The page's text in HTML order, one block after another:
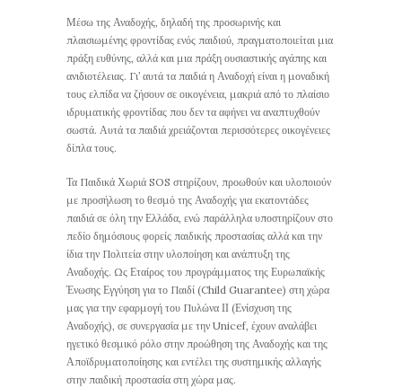
Μέσω της Αναδοχής, δηλαδή της προσωρινής και
πλαισιωμένης φροντίδας ενός παιδιού, πραγματοποιείται μια
πράξη ευθύνης, αλλά και μια πράξη ουσιαστικής αγάπης και
ανιδιοτέλειας. Γι’ αυτά τα παιδιά η Αναδοχή είναι η μοναδική
τους ελπίδα να ζήσουν σε οικογένεια, μακριά από το πλαίσιο
ιδρυματικής φροντίδας που δεν τα αφήνει να αναπτυχθούν
σωστά. Αυτά τα παιδιά χρειάζονται περισσότερες οικογένειες
δίπλα τους.
Τα Παιδικά Χωριά SOS στηρίζουν, προωθούν και υλοποιούν
με προσήλωση το θεσμό της Αναδοχής για εκατοντάδες
παιδιά σε όλη την Ελλάδα, ενώ παράλληλα υποστηρίζουν στο
πεδίο δημόσιους φορείς παιδικής προστασίας αλλά και την
ίδια την Πολιτεία στην υλοποίηση και ανάπτυξη της
Αναδοχής. Ως Εταίρος του προγράμματος της Ευρωπαϊκής
Ένωσης Εγγύηση για το Παιδί (Child Guarantee) στη χώρα
μας για την εφαρμογή του Πυλώνα ΙΙ (Ενίσχυση της
Αναδοχής), σε συνεργασία με την Unicef, έχουν αναλάβει
ηγετικό θεσμικό ρόλο στην προώθηση της Αναδοχής και της
Αποϊδρυματοποίησης και εντέλει της συστημικής αλλαγής
στην παιδική προστασία στη χώρα μας.